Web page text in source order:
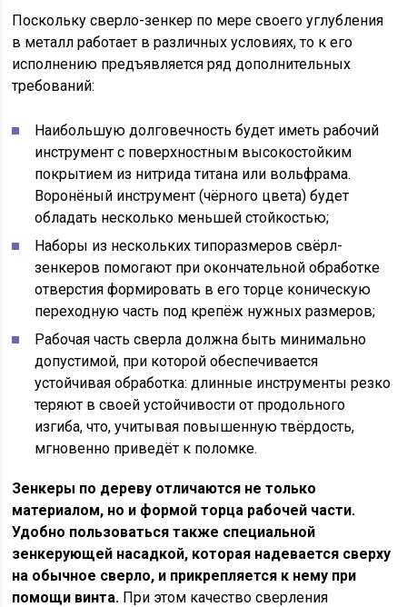
Поскольку сверло-зенкер по мере своего углубления
в металл работает в различных условиях, то к его
исполнению предъявляется ряд дополнительных
требований:
Наибольшую долговечность будет иметь рабочий
инструмент с поверхностным высокостойким
покрытием из нитрида титана или вольфрама.
Воронёный инструмент (чёрного цвета) будет
обладать несколько меньшей стойкостью;
Наборы из нескольких типоразмеров свёрл-
зенкеров помогают при окончательной обработке
отверстия формировать в его торце коническую
переходную часть под крепёж нужных размеров;
Рабочая часть сверла должна быть минимально
допустимой, при которой обеспечивается
устойчивая обработка: длинные инструменты резко
теряют в своей устойчивости от продольного
изгиба, что, учитывая повышенную твёрдость,
мгновенно приведёт к поломке.
Зенкеры по дереву отличаются не только
материалом, но и формой торца рабочей части.
Удобно пользоваться также специальной
зенкерующей насадкой, которая надевается сверху
на обычное сверло, и прикрепляется к нему при
помощи винта. При этом качество сверления